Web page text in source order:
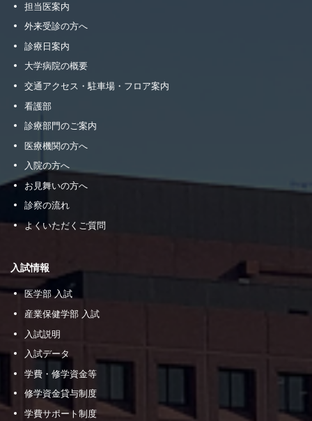
担当医案内
外来受診の方へ
診療日案内
大学病院の概要
交通アクセス・駐車場・フロア案内
看護部
診療部門のご案内
医療機関の方へ
入院の方へ
お見舞いの方へ
診察の流れ
よくいただくご質問
入試情報
医学部 入試
産業保健学部 入試
入試説明
入試データ
学費・修学資金等
修学資金貸与制度
学費サポート制度